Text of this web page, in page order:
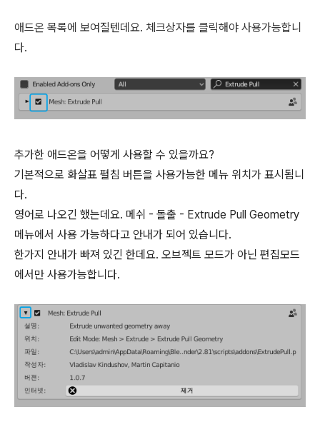
애드온 목록에 보여질텐데요. 체크상자를 클릭해야 사용가능합니
다.
추가한 애드온을 어떻게 사용할 수 있을까요?
기본적으로 화살표 펼침 버튼을 사용가능한 메뉴 위치가 표시됩니
다.
영어로 나오긴 했는데요. 메쉬 - 돌출 - Extrude Pull Geometry
메뉴에서 사용 가능하다고 안내가 되어 있습니다.
한가지 안내가 빠져 있긴 한데요. 오브젝트 모드가 아닌 편집모드
에서만 사용가능합니다.